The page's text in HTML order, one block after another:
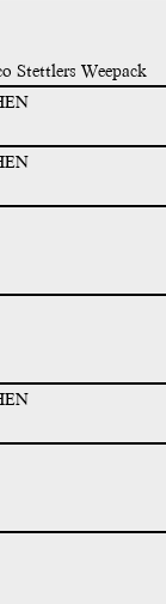
Stettlers Weepack